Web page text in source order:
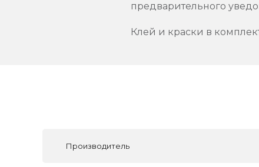
предварительного
Клей и краски в
Производитель